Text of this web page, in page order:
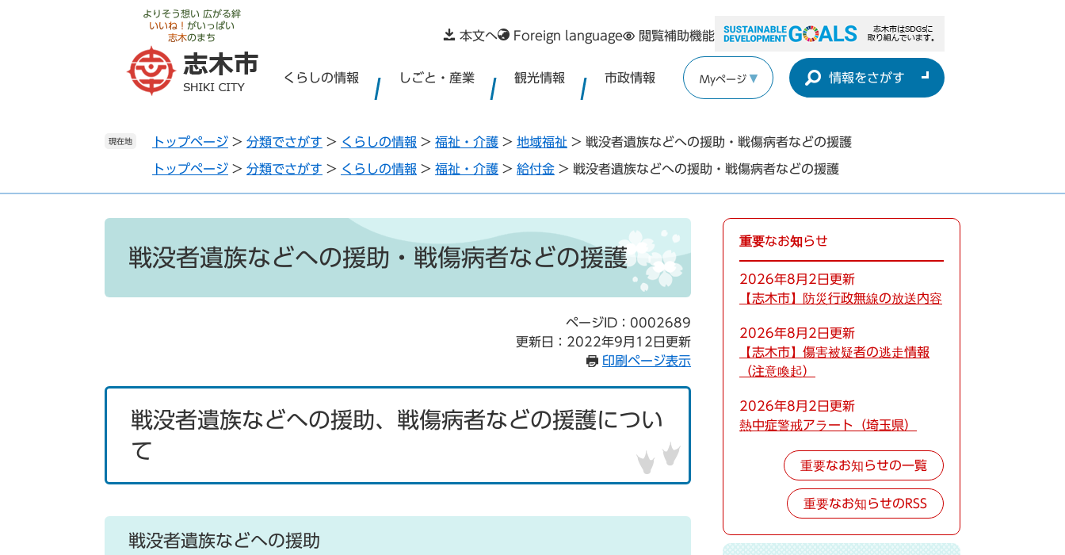
よりそう想い 広がる絆
いいね！ がいっぱい
志木のまち 本文へ Foreign language 閲覧補助機能
くらしの情報 しごと・産業 観光情報 市政情報 Myページ 情報をさがす
現在地 トップページ > 分類でさがす > くらしの情報 > 福祉・介護 > 地域福祉 > 戦没者遺族などへの援助・戦傷病者などの援護
トップページ > 分類でさがす > くらしの情報 > 福祉・介護 > 給付金 > 戦没者遺族などへの援助・戦傷病者などの援護
戦没者遺族などへの援助・戦傷病者などの援護
ページID：0002689
更新日：2022年9月12日更新
印刷ページ表示
戦没者遺族などへの援助、戦傷病者などの援護につい
て
戦没者遺族などへの援助
重要なお知らせ
2026年8月2日更新
【志木市】防災行政無線の放送内容
2026年8月2日更新
【志木市】傷害被疑者の逃走情報
（注意喚起）
2026年8月2日更新
熱中症警戒アラート（埼玉県）
重要なお知らせの一覧
重要なお知らせのRSS